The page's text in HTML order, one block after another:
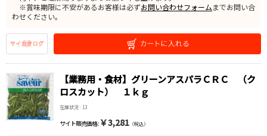
※賞味期限に不安があるお客様は必ずお問い合わせフォームまでお問い合
わせください。
【業務用・食材】グリーンアスパラＣＲＣ （ク
ロスカット） １ｋｇ
在庫状況 : 13
サイト販売価格 : ￥3,281 （税込）